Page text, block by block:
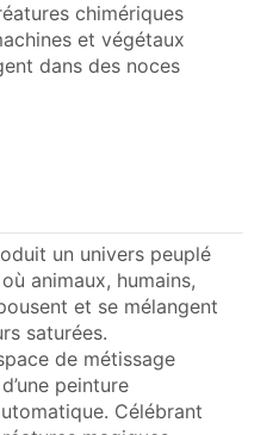
chimériques
et végétaux
dans des noces
un univers peuplé
animaux, humains,
et se mélangent
saturées.
de métissage
peinture
Célébrant